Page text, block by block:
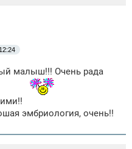
малыш!!! Очень рада
эмбриология, очень!!